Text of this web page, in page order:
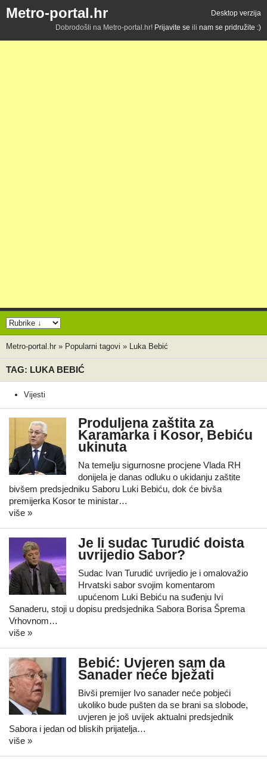
Metro-portal.hr
Desktop verzija
Dobrodošli na Metro-portal.hr! Prijavite se ili nam se pridružite :)
Metro-portal.hr » Popularni tagovi » Luka Bebić
TAG: LUKA BEBIĆ
Vijesti
Produljena zaštita za
Karamarka i Kosor, Bebiću
ukinuta
Na temelju sigurnosne procjene Vlada RH
donijela je danas odluku o ukidanju zaštite
bivšem predsjedniku Saboru Luki Bebiću, dok će bivša
premijerka Kosor te ministar…
više »
Je li sudac Turudić doista
uvrijedio Sabor?
Sudac Ivan Turudić uvrijedio je i omalovažio
Hrvatski sabor svojim komentarom
upućenom Luki Bebiću na suđenju Ivi
Sanaderu, stoji u dopisu predsjednika Sabora Borisa Šprema
Vrhovnom…
više »
Bebić: Uvjeren sam da
Sanader neće bježati
Bivši premijer Ivo sanader neće pobjeći
ukoliko bude pušten da se brani sa slobode,
uvjeren je još uvijek aktualni predsjednik
Sabora i jedan od bliskih prijatelja…
više »